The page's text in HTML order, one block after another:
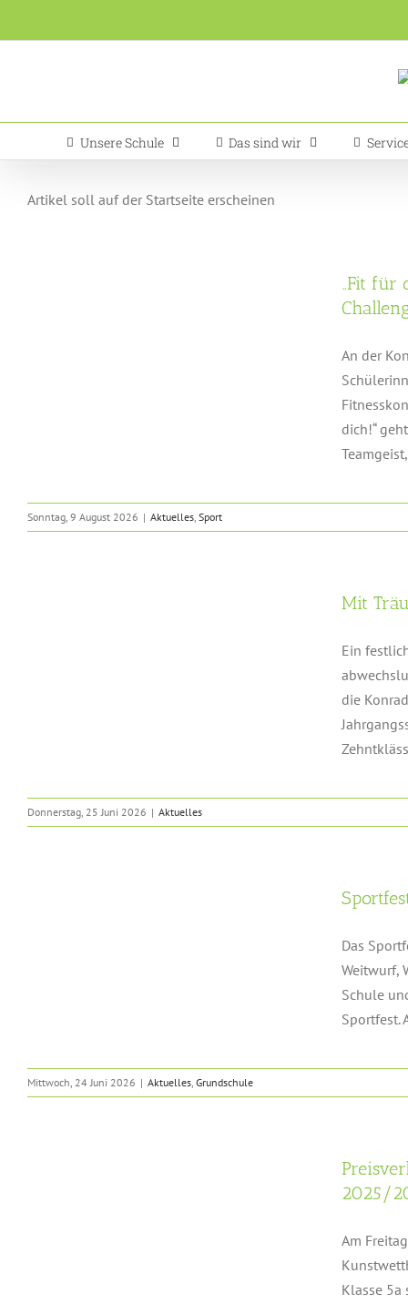
Inhalt
Unsere Schule Das sind wir
Artikel soll auf der Startseite erscheinen
„Fit für
An der
dich!“
Sonntag, 9 August 2026 | Aktuelles, Sport
Mit
Ein
die
Donnerstag, 25 Juni 2026 | Aktuelles
Das
Weitwurf,
Schule
Sportfest.
Mittwoch, 24 Juni 2026 | Aktuelles, Grundschule
2025/
Am
Klasse